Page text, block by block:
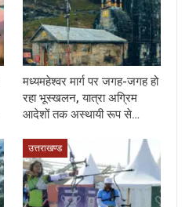
मध्यमहेश्वर मार्ग पर जगह-जगह हो
रहा भूस्खलन, यात्रा अग्रिम
आदेशों तक अस्थायी रूप से…
उत्तराखण्ड